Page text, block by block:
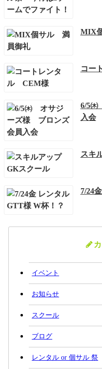
MIX
コー
6/5
入会
スキ
7/24
イベント
お知らせ
スクール
ブログ
レンタル or 個サル 祭